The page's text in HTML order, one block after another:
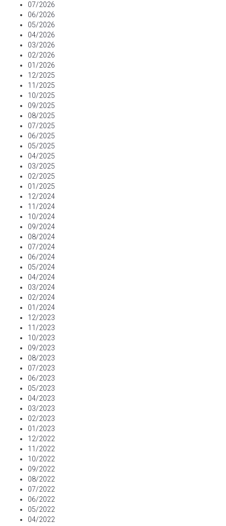
07/2026
06/2026
05/2026
04/2026
03/2026
02/2026
01/2026
12/2025
11/2025
10/2025
09/2025
08/2025
07/2025
06/2025
05/2025
04/2025
03/2025
02/2025
01/2025
12/2024
11/2024
10/2024
09/2024
08/2024
07/2024
06/2024
05/2024
04/2024
03/2024
02/2024
01/2024
12/2023
11/2023
10/2023
09/2023
08/2023
07/2023
06/2023
05/2023
04/2023
03/2023
02/2023
01/2023
12/2022
11/2022
10/2022
09/2022
08/2022
07/2022
06/2022
05/2022
04/2022